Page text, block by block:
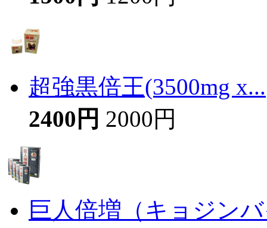
超強黒倍王(3500mg x...
2400円 2000円
巨人倍増（キョジン